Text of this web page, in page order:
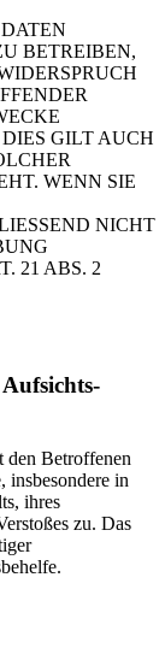
BETREIBEN,
GILT AUCH
WENN SIE
NICHT
21 ABS. 2
Aufsichts­
den Betroffenen
insbesondere in
ihres
zu. Das